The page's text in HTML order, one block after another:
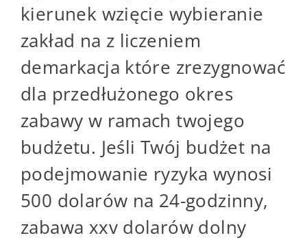
kierunek wzięcie wybieranie
zakład na z liczeniem
demarkacja które zrezygnować
dla przedłużonego okres
zabawy w ramach twojego
budżetu. Jeśli Twój budżet na
podejmowanie ryzyka wynosi
500 dolarów na 24-godzinny,
zabawa xxv dolarów dolny